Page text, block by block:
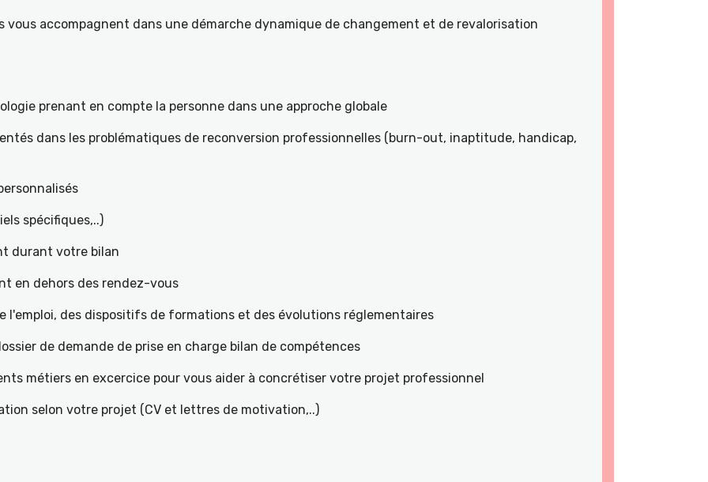
vous accompagnent dans une démarche dynamique de changement et de revalorisation
prenant en compte la personne dans une approche globale
dans les problématiques de reconversion professionnelles (burn-out, inaptitude, handicap,
spécifiques,..)
durant votre bilan
en dehors des rendez-vous
l'emploi, des dispositifs de formations et des évolutions réglementaires
de demande de prise en charge bilan de compétences
métiers en excercice pour vous aider à concrétiser votre projet professionnel
selon votre projet (CV et lettres de motivation,..)